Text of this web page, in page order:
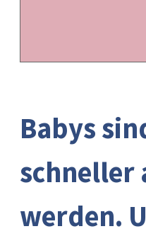
Babys
schneller
werden.